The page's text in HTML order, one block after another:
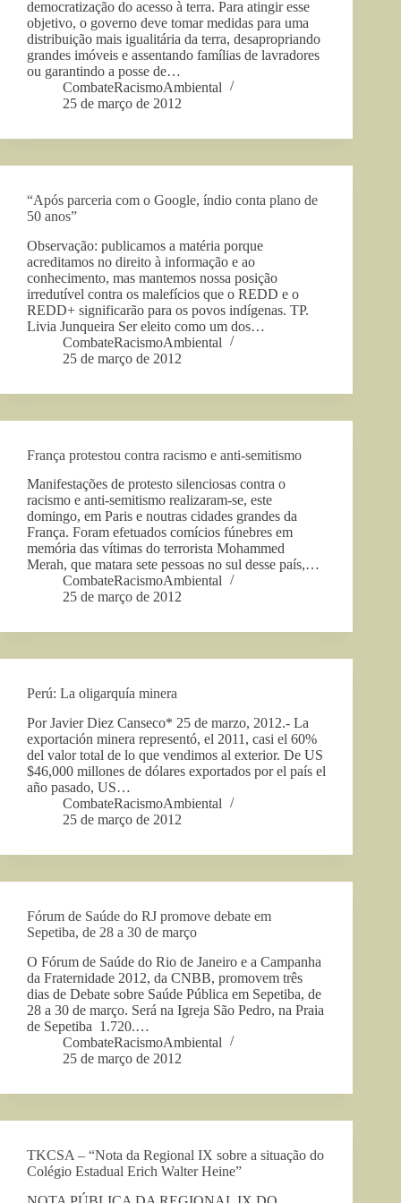
democratização do acesso à terra. Para atingir esse
objetivo, o governo deve tomar medidas para uma
distribuição mais igualitária da terra, desapropriando
grandes imóveis e assentando famílias de lavradores
ou garantindo a posse de…
CombateRacismoAmbiental
25 de março de 2012
“Após parceria com o Google, índio conta plano de
50 anos”
Observação: publicamos a matéria porque
acreditamos no direito à informação e ao
conhecimento, mas mantemos nossa posição
irredutível contra os malefícios que o REDD e o
REDD+ significarão para os povos indígenas. TP.
Livia Junqueira Ser eleito como um dos…
CombateRacismoAmbiental
25 de março de 2012
França protestou contra racismo e anti-semitismo
Manifestações de protesto silenciosas contra o
racismo e anti-semitismo realizaram-se, este
domingo, em Paris e noutras cidades grandes da
França. Foram efetuados comícios fúnebres em
memória das vítimas do terrorista Mohammed
Merah, que matara sete pessoas no sul desse país,…
CombateRacismoAmbiental
25 de março de 2012
Perú: La oligarquía minera
Por Javier Diez Canseco* 25 de marzo, 2012.- La
exportación minera representó, el 2011, casi el 60%
del valor total de lo que vendimos al exterior. De US
$46,000 millones de dólares exportados por el país el
año pasado, US…
CombateRacismoAmbiental
25 de março de 2012
Fórum de Saúde do RJ promove debate em
Sepetiba, de 28 a 30 de março
O Fórum de Saúde do Rio de Janeiro e a Campanha
da Fraternidade 2012, da CNBB, promovem três
dias de Debate sobre Saúde Pública em Sepetiba, de
28 a 30 de março. Será na Igreja São Pedro, na Praia
de Sepetiba 1.720.…
CombateRacismoAmbiental
25 de março de 2012
TKCSA – “Nota da Regional IX sobre a situação do
Colégio Estadual Erich Walter Heine”